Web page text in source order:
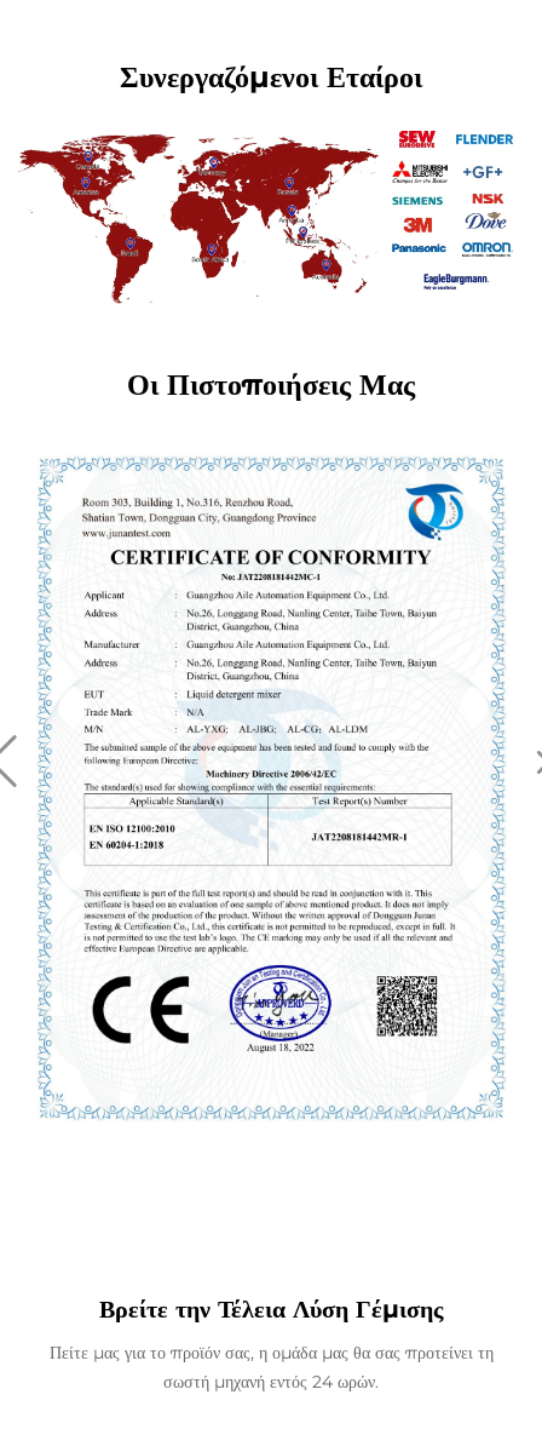
Συνεργαζόμενοι Εταίροι
Οι Πιστοποιήσεις Μας
Βρείτε την Τέλεια Λύση Γέμισης
Πείτε μας για το προϊόν σας, η ομάδα μας θα σας προτείνει τη
σωστή μηχανή εντός 24 ωρών.